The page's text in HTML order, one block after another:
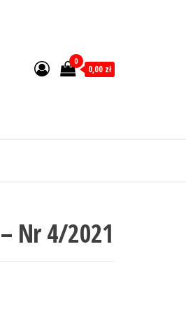
0
0,00 zł
Nr 4/2021